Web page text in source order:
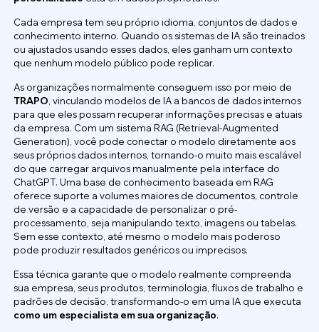
Cada empresa tem seu próprio idioma, conjuntos de dados e
conhecimento interno. Quando os sistemas de IA são treinados
ou ajustados usando esses dados, eles ganham um contexto
que nenhum modelo público pode replicar.
As organizações normalmente conseguem isso por meio de
TRAPO , vinculando modelos de IA a bancos de dados internos
para que eles possam recuperar informações precisas e atuais
da empresa. Com um sistema RAG (Retrieval-Augmented
Generation), você pode conectar o modelo diretamente aos
seus próprios dados internos, tornando-o muito mais escalável
do que carregar arquivos manualmente pela interface do
ChatGPT. Uma base de conhecimento baseada em RAG
oferece suporte a volumes maiores de documentos, controle
de versão e a capacidade de personalizar o pré-
processamento, seja manipulando texto, imagens ou tabelas.
Sem esse contexto, até mesmo o modelo mais poderoso
pode produzir resultados genéricos ou imprecisos.
Essa técnica garante que o modelo realmente compreenda
sua empresa, seus produtos, terminologia, fluxos de trabalho e
padrões de decisão, transformando-o em uma IA que executa
como um especialista em sua organização.